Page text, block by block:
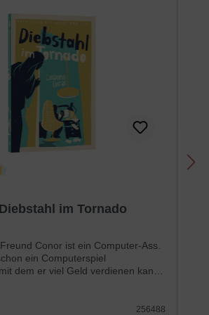
im Tornado
Conor ist ein Computer-Ass.
ein Computerspiel
dem er viel Geld verdienen kann -
In der Schule wird wertvolle
Die Indizien sprechen dafür,
256488